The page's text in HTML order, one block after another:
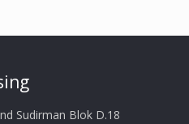
Sudirman Blok D.18